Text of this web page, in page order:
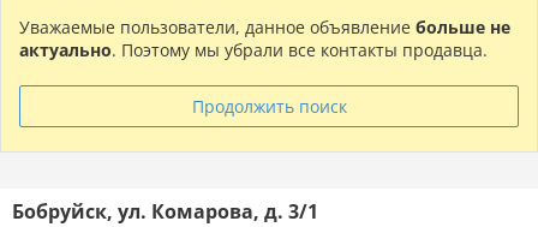
Уважаемые пользователи, данное объявление больше не
актуально. Поэтому мы убрали все контакты продавца.
Продолжить поиск
Бобруйск, ул. Комарова, д. 3/1